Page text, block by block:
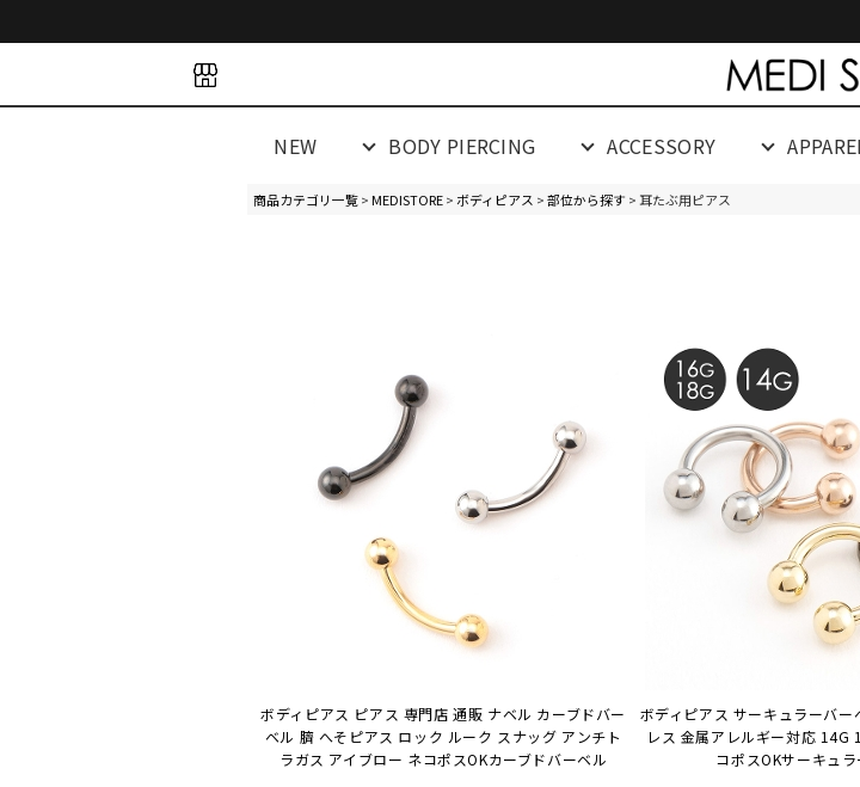
NEW BODY PIERCING ACCESSORY
商品カテゴリ一覧>MEDISTORE> ボディピアス >部位から探す > 耳たぶ用ピアス
ボディピアス ピアス 専門店 通販 ナベル カーブドバー
ベル 臍 へそピアス ロック ルーク スナッグ アンチト
ラガス アイブロー ネコポスOKカーブドバーベル
ボディピアス サーキュラーバ
レス 金属アレルギー対応 14G
コポスOKサーキュ